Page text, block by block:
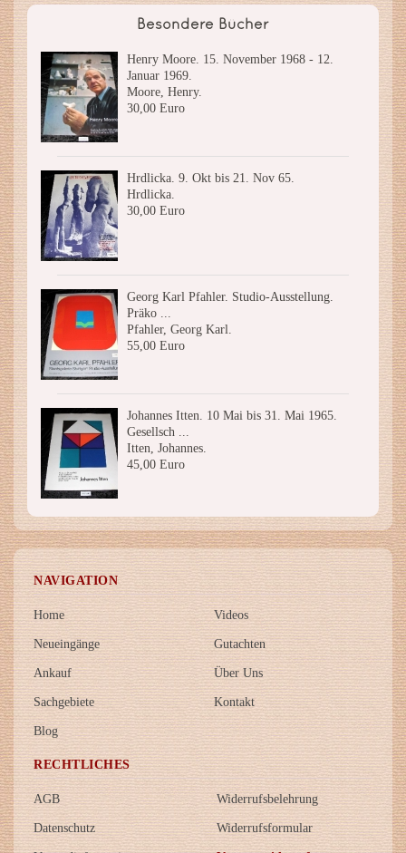
Besondere Bücher
Henry Moore. 15. November 1968 - 12.
Januar 1969.
Moore, Henry.
30,00 Euro
Hrdlicka. 9. Okt bis 21. Nov 65.
Hrdlicka.
30,00 Euro
Georg Karl Pfahler. Studio-Ausstellung.
Präko ...
Pfahler, Georg Karl.
55,00 Euro
Johannes Itten. 10 Mai bis 31. Mai 1965.
Gesellsch ...
Itten, Johannes.
45,00 Euro
NAVIGATION
Home
Neueingänge
Ankauf
Sachgebiete
Blog
Videos
Gutachten
Über Uns
Kontakt
RECHTLICHES
AGB
Datenschutz
Widerrufsbelehrung
Widerrufsformular